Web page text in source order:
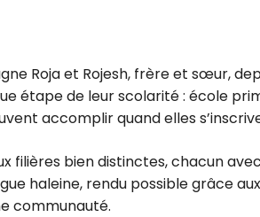
Roja et Rojesh, frère et sœur,
étape de leur scolarité : école
accomplir quand elles
filières bien distinctes, chacun
haleine, rendu possible grâce
communauté.